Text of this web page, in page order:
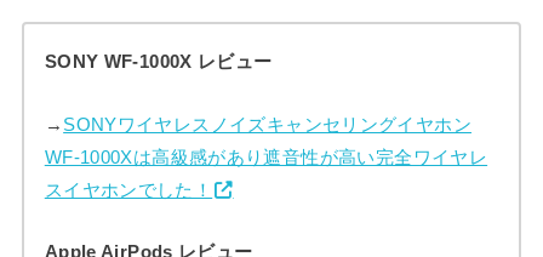
SONY WF-1000X レビュー
→ SONYワイヤレスノイズキャンセリングイヤホン
WF-1000Xは高級感があり遮音性が高い完全ワイヤレ
スイヤホンでした！
Apple AirPods レビュー